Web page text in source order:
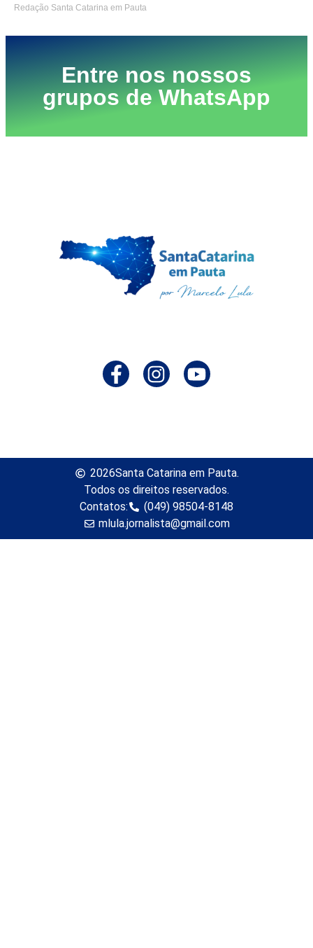
Redação Santa Catarina em Pauta
Entre nos nossos
grupos de WhatsApp
2026Santa Catarina em Pauta.
Todos os direitos reservados.
Contatos:
(049) 98504-8148
mlula.jornalista@gmail.com